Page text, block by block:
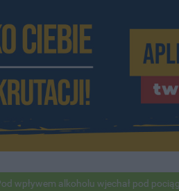
alkoholu wjechał pod pociąg